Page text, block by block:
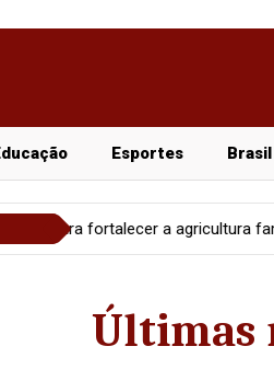
Esportes Brasil
familiar Geral
Últimas